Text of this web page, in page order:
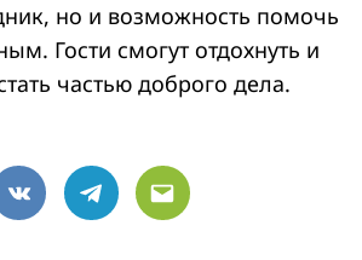
но и возможность помочь
Гости смогут отдохнуть и
частью доброго дела.
VK Telegram
Email